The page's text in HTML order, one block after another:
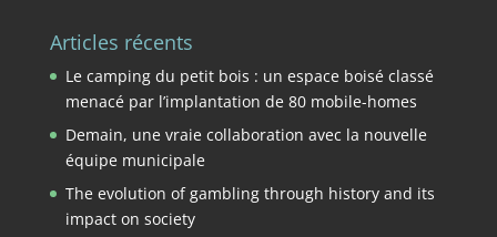
Articles récents
Le camping du petit bois : un espace boisé classé
menacé par l’implantation de 80 mobile-homes
Demain, une vraie collaboration avec la nouvelle
équipe municipale
The evolution of gambling through history and its
impact on society